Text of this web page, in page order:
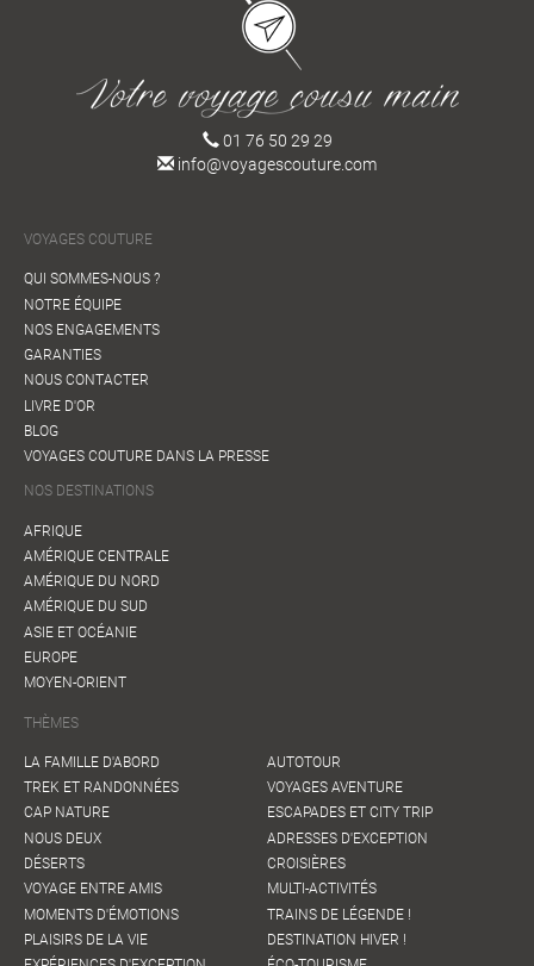
01 76 50 29 29
info@voyagescouture.com
VOYAGES COUTURE
QUI SOMMES-NOUS ?
NOTRE ÉQUIPE
NOS ENGAGEMENTS
GARANTIES
NOUS CONTACTER
LIVRE D'OR
BLOG
VOYAGES COUTURE DANS LA PRESSE
NOS DESTINATIONS
AFRIQUE
AMÉRIQUE CENTRALE
AMÉRIQUE DU NORD
AMÉRIQUE DU SUD
ASIE ET OCÉANIE
EUROPE
MOYEN-ORIENT
THÈMES
LA FAMILLE D'ABORD
TREK ET RANDONNÉES
CAP NATURE
NOUS DEUX
DÉSERTS
VOYAGE ENTRE AMIS
MOMENTS D'ÉMOTIONS
PLAISIRS DE LA VIE
AUTOTOUR
VOYAGES AVENTURE
ESCAPADES ET CITY TRIP
ADRESSES D'EXCEPTION
CROISIÈRES
MULTI-ACTIVITÉS
TRAINS DE LÉGENDE !
DESTINATION HIVER !